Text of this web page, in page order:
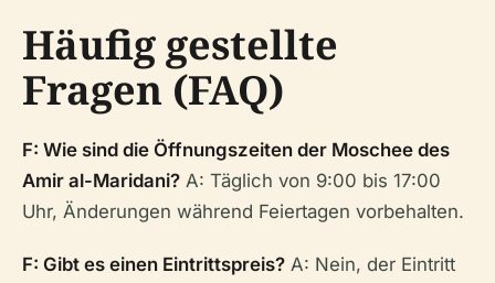
Häufig gestellte
Fragen (FAQ)
F: Wie sind die Öffnungszeiten der Moschee des
Amir al-Maridani? A: Täglich von 9:00 bis 17:00
Uhr, Änderungen während Feiertagen vorbehalten.
F: Gibt es einen Eintrittspreis? A: Nein, der Eintritt